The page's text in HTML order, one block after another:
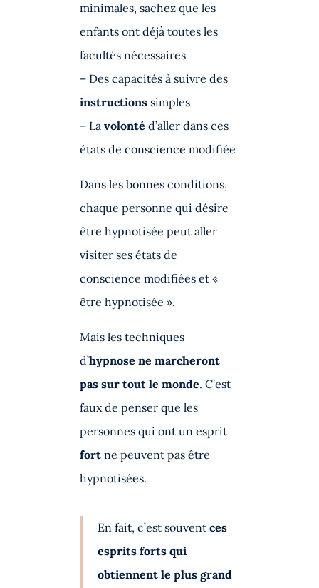
minimales, sachez que les
enfants ont déjà toutes les
facultés nécessaires
– Des capacités à suivre des
instructions simples
– La volonté d’aller dans ces
états de conscience modifiée
Dans les bonnes conditions,
chaque personne qui désire
être hypnotisée peut aller
visiter ses états de
conscience modifiées et «
être hypnotisée ».
Mais les techniques
d’hypnose ne marcheront
pas sur tout le monde. C’est
faux de penser que les
personnes qui ont un esprit
fort ne peuvent pas être
hypnotisées.
En fait, c’est souvent ces
esprits forts qui
obtiennent le plus grand